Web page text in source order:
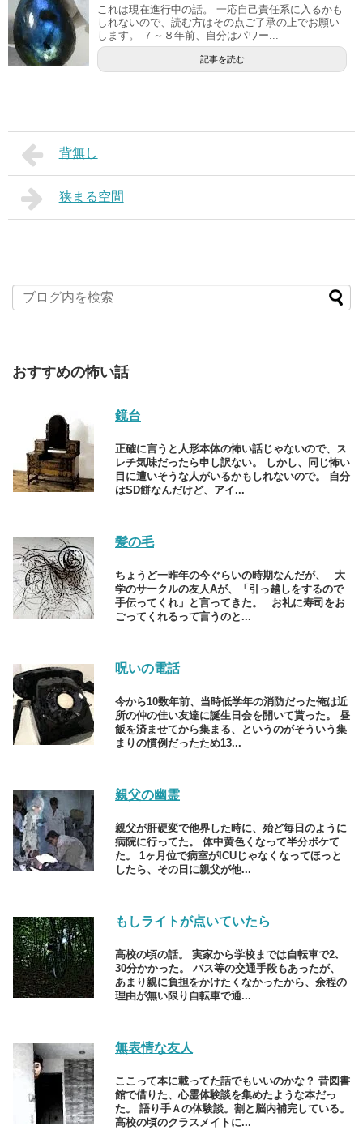
これは現在進行中の話。 一応自己責任系に入るかも
しれないので、読む方はその点ご了承の上でお願い
します。 ７～８年前、自分はパワー...
記事を読む
背無し
狭まる空間
おすすめの怖い話
鏡台
正確に言うと人形本体の怖い話じゃないので、ス
レチ気味だったら申し訳ない。 しかし、同じ怖い
目に遭いそうな人がいるかもしれないので。 自分
はSD餅なんだけど、アイ...
髪の毛
ちょうど一昨年の今ぐらいの時期なんだが、 大
学のサークルの友人Aが、「引っ越しをするので
手伝ってくれ」と言ってきた。 お礼に寿司をお
ごってくれるって言うのと...
呪いの電話
今から10数年前、当時低学年の消防だった俺は近
所の仲の佳い友達に誕生日会を開いて貰った。 昼
飯を済ませてから集まる、というのがそういう集
まりの慣例だったため13...
親父の幽霊
親父が肝硬変で他界した時に、殆ど毎日のように
病院に行ってた。 体中黄色くなって半分ボケて
た。 1ヶ月位で病室がICUじゃなくなってほっと
したら、その日に親父が他...
もしライトが点いていたら
高校の頃の話。 実家から学校までは自転車で2､
30分かかった。 バス等の交通手段もあったが、
あまり親に負担をかけたくなかったから、余程の
理由が無い限り自転車で通...
無表情な友人
ここって本に載ってた話でもいいのかな？ 昔図書
館で借りた、心霊体験談を集めたような本だっ
た。 語り手Ａの体験談。割と脳内補完している。
高校の頃のクラスメイトに...